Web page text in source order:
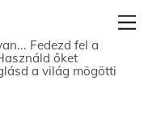
Fedezd fel a
őket
a világ mögötti